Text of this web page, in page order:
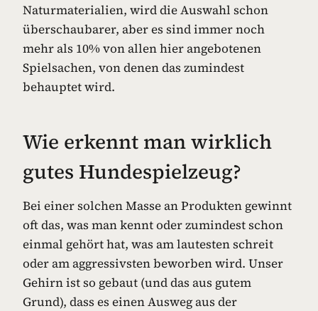
Naturmaterialien, wird die Auswahl schon
überschaubarer, aber es sind immer noch
mehr als 10% von allen hier angebotenen
Spielsachen, von denen das zumindest
behauptet wird.
Wie erkennt man wirklich
gutes Hundespielzeug?
Bei einer solchen Masse an Produkten gewinnt
oft das, was man kennt oder zumindest schon
einmal gehört hat, was am lautesten schreit
oder am aggressivsten beworben wird. Unser
Gehirn ist so gebaut (und das aus gutem
Grund), dass es einen Ausweg aus der